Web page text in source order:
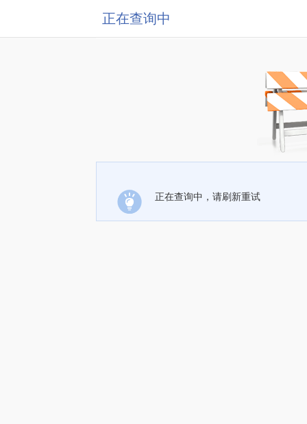
正在查询中
正在查询中，请刷新重试